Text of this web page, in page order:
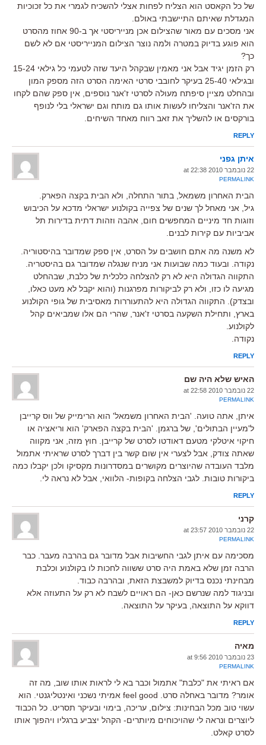
של כל הקאסט הוא הצליח לפחות אצלי להשכיח לגמרי את כל זכוכיות
המגדלת שאיתם התיישבתי באולם.
אני מסכים עם מאור שהצילום אכן מנייריסטי אך ב-90 אחוז מהסרט
הוא פוגע בדיוק במטרה ולמה נוצר הצילום המנייריסטי אם לא לשם
כך?
רק הזמן יגיד אבל אני מאמין שבקהל היעד שזה לטעמי כל גילאי 15-24
ובגילאי 25-40 בעיקר לחובבי סרטי האימה הסרט הזה מספק המון
ובהחלט מציין סיפתח מעולה לסרטי ז'אנר נוספים, אין ספק שהם לקחו
את הז'אנר והצליחו לעשות אותו גם מותח וגם ישראלי בלי לנופף
בורקסים או להשליך את זאב רווח מאחד השיחים.
REPLY
איתן גפני
22 נובמבר 2010 at 22:38
PERMALINK
הבית האחרון משמאל, בתור התחלה, ולא הבית בקצה הפארק.
גיל, אני מאחל לך שנים של צפייה בקולנוע ישראלי מדכא על הכיבוש
וזוגות חד מיניים המחפשים חום, אהבה וזהות דתית בדירות תל
אביביות עם קירות לבנים.
לא משנה מה אתם חושבים על הסרט, אין ספק שמדובר בהיסטוריה.
נקודה. ובעוד כמה שבועות אני מניח שנגלה שמדובר גם בהיסטריה.
התקווה הגדולה היא לא רק להצלחה כלכלית של כלבת, שבהחלט
מגיעה לו כזו, ולא רק לביקורות מפרגנות (והוא יקבל לא מעט כאלו,
ובצדק). התקווה הגדולה היא להתעוררות מאסיבית של גופי הקולנוע
בארץ, ותחילת השקעה בסרטי ז'אנר, שהרי הם אלו שמביאים קהל
לקולנוע.
נקודה.
REPLY
האיש שלא היה שם
22 נובמבר 2010 at 22:58
PERMALINK
איתן, אתה טועה. 'הבית האחרון משמאל' הוא הרימייק של ווס קרייבן
ל'מעיין הבתולים', של ברגמן. 'הבית בקצה הפארק' הוא וריאציה או
חיקוי איטלקי מטעם דאודטו לסרט של קרייבן. חוץ מזה, אני מקווה
שאתה צודק, אבל לצערי אין שום קשר בין דברך לסרט שראיתי אתמול
מלבד העובדה שהיוצרים מקושרים במסדרונות מקסיקו ולכן יקבלו כמה
ביקורות טובות. לגבי הצלחה בקופות- הלוואי, אבל לא נראה לי.
REPLY
קרני
22 נובמבר 2010 at 23:57
PERMALINK
מסכימה עם איתן לגבי החשיבות אבל מדובר גם בהרבה מעבר. כבר
הרבה זמן שלא באמת היה סרט ששווה לחכות לו בקולנוע וכלבת
מבחינתי נכנס בדיוק למשבצת הזאת, ובהרבה כבוד.
ובניגוד למה שנרשם כאן- הם ראויים לשבח לא רק על התעוזה אלא
דווקא על התוצאה, בעיקר על התוצאה.
REPLY
מאיה
23 נובמבר 2010 at 9:56
PERMALINK
אם ראיתי את "כלבת" אתמול וכבר בא לי לראות אותו שוב, מה זה
אומר? מדובר באחלה סרט. feel good אמיתי נשכני ואינטליגנטי. הוא
עשוי טוב מכל הבחינות: צילום, עריכה, בימוי ובעיקר תסריט. כל הכבוד
ליוצרים ונראה לי שהויכוחים מיותרים- הקהל יצביע ברגליו ויהפוך אותו
לסרט קאלט.